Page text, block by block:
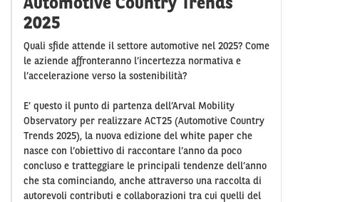
2025
Quali sfide attende il settore automotive nel 2025? Come
le aziende affronteranno l’incertezza normativa e
l’accelerazione verso la sostenibilità?
E’ questo il punto di partenza dell’Arval Mobility
Observatory per realizzare ACT25 (Automotive Country
Trends 2025), la nuova edizione del white paper che
nasce con l’obiettivo di raccontare l’anno da poco
concluso e tratteggiare le principali tendenze dell’anno
che sta cominciando, anche attraverso una raccolta di
autorevoli contributi e collaborazioni tra cui quelli del